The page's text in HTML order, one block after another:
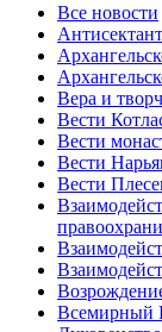
Все новости
Вера и
Вести
Вести
Вести
Вести
Всемирный